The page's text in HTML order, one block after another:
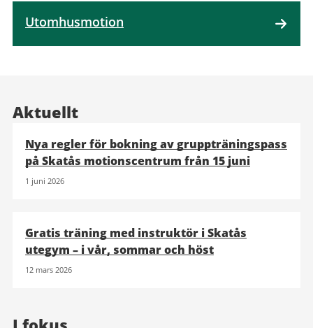
Utomhusmotion
Aktuellt
Nya regler för bokning av gruppträningspass
på Skatås motionscentrum från 15 juni
1 juni 2026
Gratis träning med instruktör i Skatås
utegym – i vår, sommar och höst
12 mars 2026